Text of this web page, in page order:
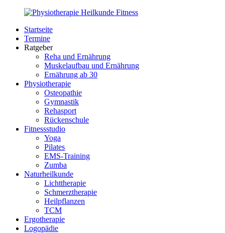
Zurück
Inhalt
PhysioMed-
Fit.de
Gesundheit
Startseite
Termine
Ratgeber
Reha und Ernährung
Muskelaufbau und Ernährung
Ernährung ab 30
Physiotherapie
Osteopathie
Gymnastik
Rehasport
Rückenschule
Fitnessstudio
Yoga
Pilates
EMS-Training
Zumba
Naturheilkunde
Lichttherapie
Schmerztherapie
Heilpflanzen
TCM
Ergotherapie
Logopädie